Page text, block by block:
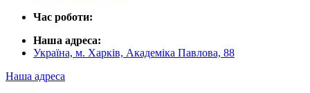
Час роботи:
Наша адреса:
Україна, м. Харків, Академіка Павлова, 88
Наша адреса